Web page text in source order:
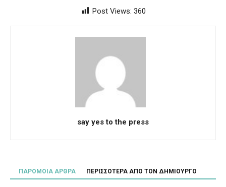
Post Views: 360
say yes to the press
ΠΑΡΟΜΟΙΑ ΑΡΘΡΑ ΠΕΡΙΣΣΟΤΕΡΑ ΑΠΟ ΤΟΝ ΔΗΜΙΟΥΡΓΟ